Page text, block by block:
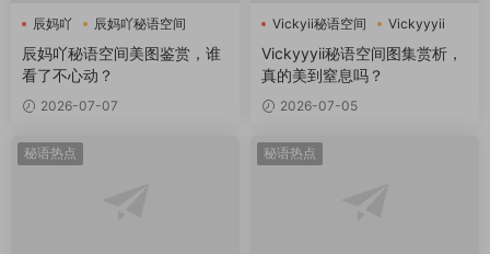
辰妈吖 辰妈吖秘语空间
辰妈吖秘语空间美图鉴赏，谁
看了不心动？
2026-07-07
Vickyii秘语空间 Vickyyyii
Vickyyyii秘语空间图集赏析，
真的美到窒息吗？
2026-07-05
秘语热点 秘语热点